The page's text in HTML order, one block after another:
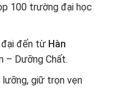
100 trường đại học
đại đến từ Hàn
– Dưỡng Chất.
giữ trọn vẹn